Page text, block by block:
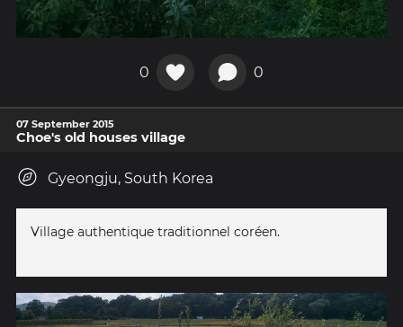
0 0
07 September 2015
Choe's old houses village
Gyeongju, South Korea
Village authentique traditionnel coréen.